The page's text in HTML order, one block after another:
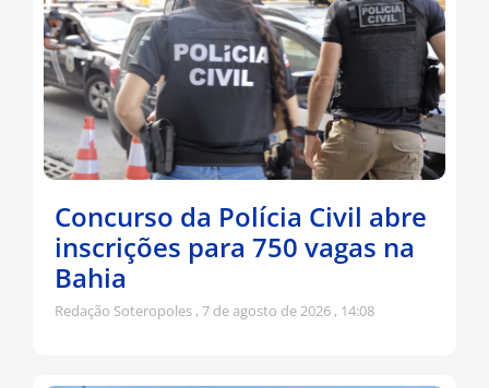
Concurso da Polícia Civil abre
inscrições para 750 vagas na
Bahia
Redação Soteropoles 7 de agosto de 2026 14:08